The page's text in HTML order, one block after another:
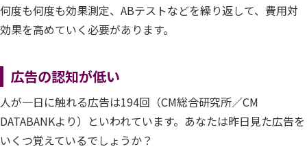
何度も何度も効果測定、ABテストなどを繰り返して、費用対
効果を高めていく必要があります。
広告の認知が低い
人が一日に触れる広告は194回（CM総合研究所／CM
DATABANKより）といわれています。あなたは昨日見た広告を
いくつ覚えているでしょうか？